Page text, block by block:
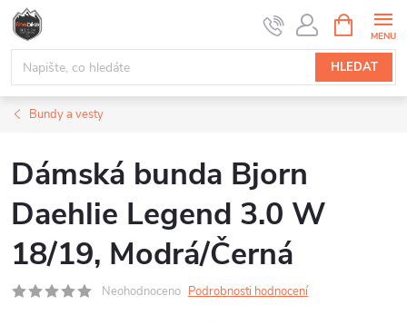
Přejít
obsah
HLEDAT
NÁKUPNÍ
KOŠÍK
Bundy a vesty
Dámská bunda Bjorn
Daehlie Legend 3.0 W
18/19, Modrá/Černá
Neohodnoceno Podrobnosti hodnocení